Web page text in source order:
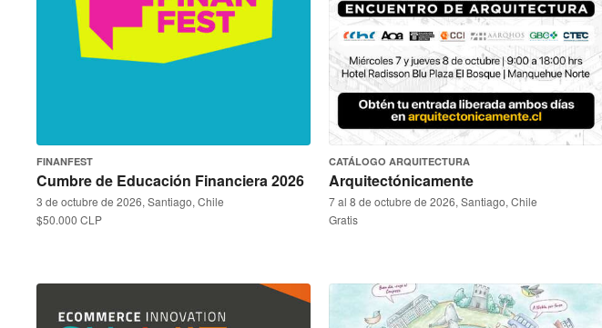
FINANFEST
Cumbre de Educación Financiera 2026
3 de octubre de 2026, Santiago, Chile
$50.000 CLP
CATÁLOGO ARQUITECTURA
Arquitectónicamente
7 al 8 de octubre de 2026, Santiago, Chile
Gratis